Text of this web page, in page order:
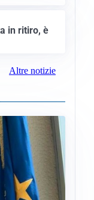
in ritiro, è
Altre notizie